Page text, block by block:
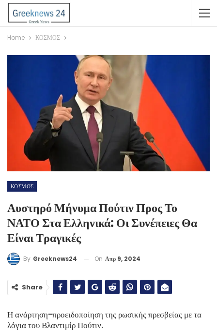
Home ΚΟΣΜΟΣ
ΚΟΣΜΟΣ
Αυστηρό Μήνυμα Πούτιν Προς Το
ΝΑΤΟ Στα Ελληνικά: Οι Συνέπειες Θα
Είναι Τραγικές
By Greeknews24 On Απρ 9, 2024
Share
Η ανάρτηση-προειδοποίηση της ρωσικής πρεσβείας με τα
λόγια του Βλαντιμίρ Πούτιν.